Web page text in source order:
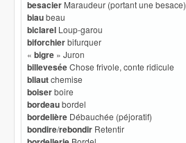
besacier Maraudeur (portant une besace)
biaubeau
biclarel Loup-garou
biforchierbifurquer
« bigre » Juron
billeveséeChose frivole, conte ridicule
bliautchemise
boiserboire
bordeaubordel
bordelière Débauchée (péjoratif)
bondire/rebondir Retentir